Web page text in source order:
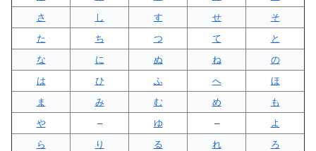
さ
し す せ
そ
た
ち つ て
と
な
に ぬ ね
の
は
ひ ふ へ
ほ
ま
み む め
も
や
– ゆ –
よ
ら
り る れ
ろ